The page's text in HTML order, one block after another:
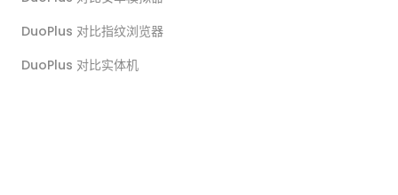
DuoPlus 对比指纹浏览器
DuoPlus 对比实体机